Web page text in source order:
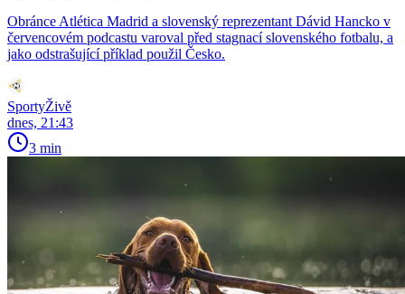
Obránce Atlética Madrid a slovenský reprezentant Dávid Hancko v
červencovém podcastu varoval před stagnací slovenského fotbalu, a
jako odstrašující příklad použil Česko.
SportyŽivě
dnes, 21:43
3 min